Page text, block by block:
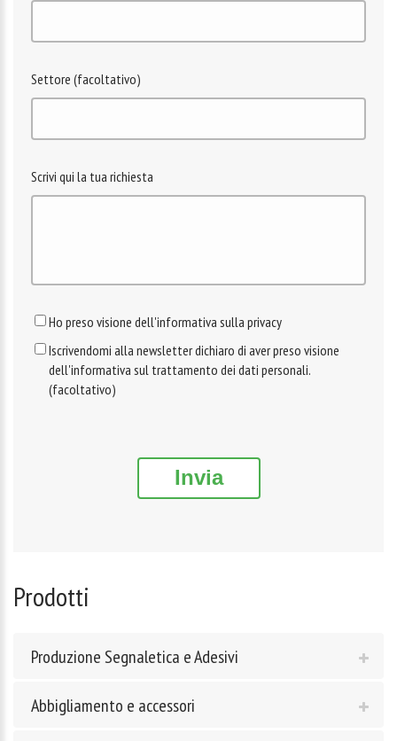
Settore (facoltativo)
Scrivi qui la tua richiesta
Ho preso visione dell'informativa sulla privacy
Iscrivendomi alla newsletter dichiaro di aver preso visione
dell'informativa sul trattamento dei dati personali.
(facoltativo)
Invia
Prodotti
Produzione Segnaletica e Adesivi
Abbigliamento e accessori